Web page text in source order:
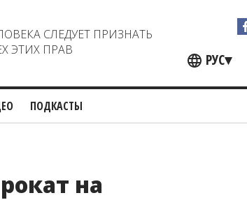
СЛЕДУЕТ ПРИЗНАТЬ
ЭТИХ ПРАВ
РУС▾
ПОДКАСТЫ
на